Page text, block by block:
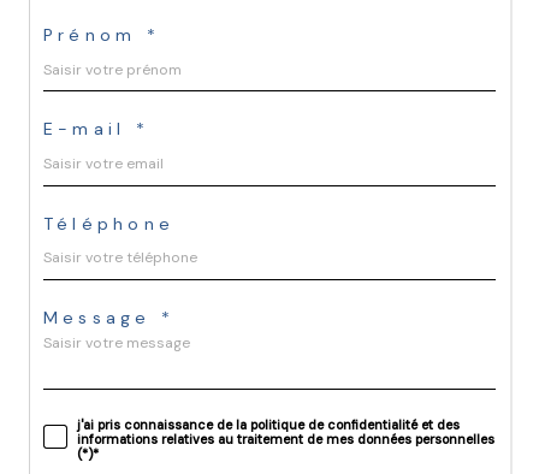
Prénom *
E-mail *
Téléphone
Message *
j'ai pris connaissance de la politique de confidentialité et des
informations relatives au traitement de mes données personnelles
(*)*